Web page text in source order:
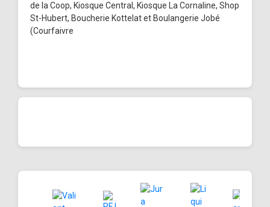
de la Coop, Kiosque Central, Kiosque La Cornaline, Shop
St-Hubert, Boucherie Kottelat et Boulangerie Jobé
(Courfaivre